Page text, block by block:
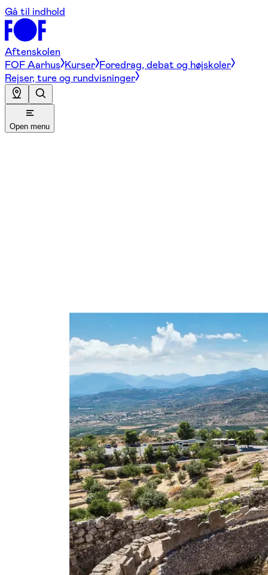
Gå til indhold
Aftenskolen
FOF Aarhus Kurser Foredrag, debat og højskoler
Rejser, ture og rundvisninger
Open menu